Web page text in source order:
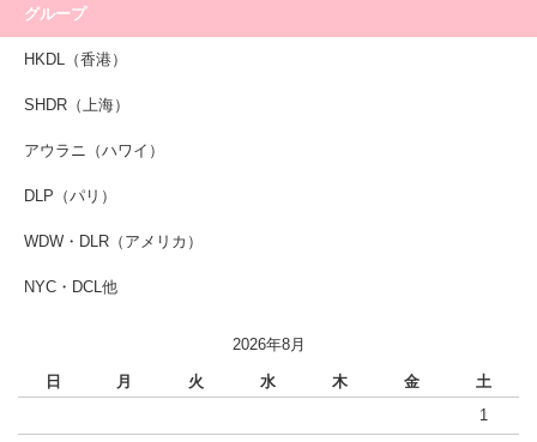
グループ
HKDL（香港）
SHDR（上海）
アウラニ（ハワイ）
DLP（パリ）
WDW・DLR（アメリカ）
NYC・DCL他
2026年8月
日 月 火 水 木 金
土
1